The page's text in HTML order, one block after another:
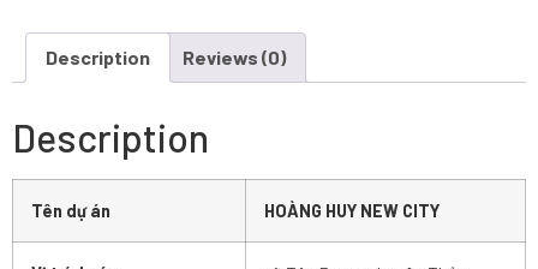
Description Reviews (0)
Description
Tên dự án HOÀNG HUY NEW CITY